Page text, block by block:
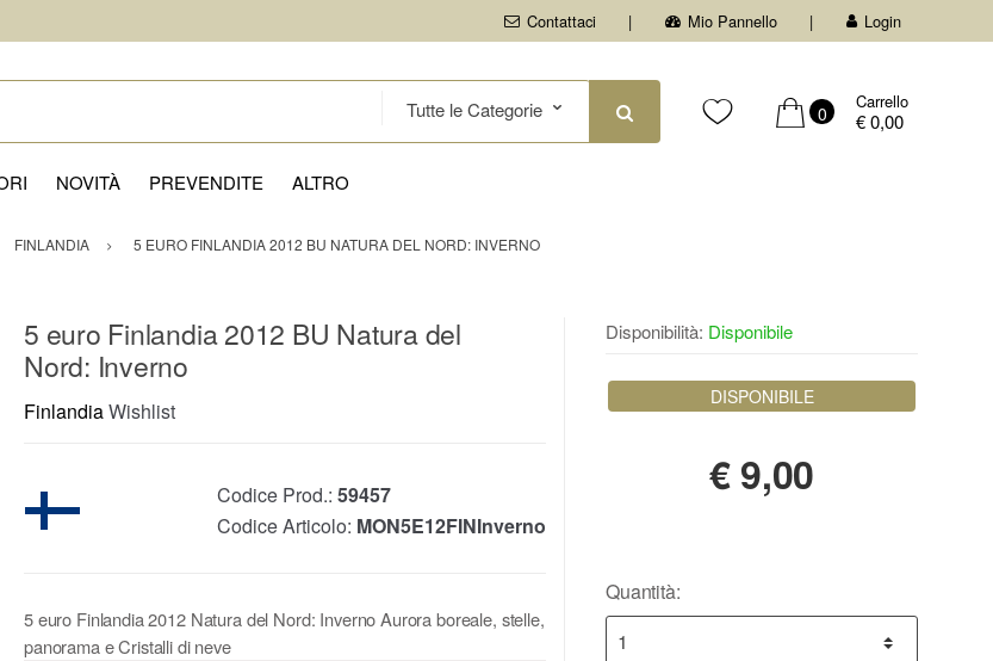
Contattaci Mio Pannello Login
0
Carrello
€ 0,00
NOVITÀ PREVENDITE ALTRO
FINLANDIA 5 EURO FINLANDIA 2012 BU NATURA DEL NORD: INVERNO
5 euro Finlandia 2012 BU Natura del
Nord: Inverno
FinlandiaWishlist
Codice Prod.: 59457
Codice Articolo: MON5E12FINInverno
5 euro Finlandia 2012 Natura del Nord: Inverno Aurora boreale, stelle,
panorama e Cristalli di neve
Disponibilità: Disponibile
DISPONIBILE
€9,00
Quantità: